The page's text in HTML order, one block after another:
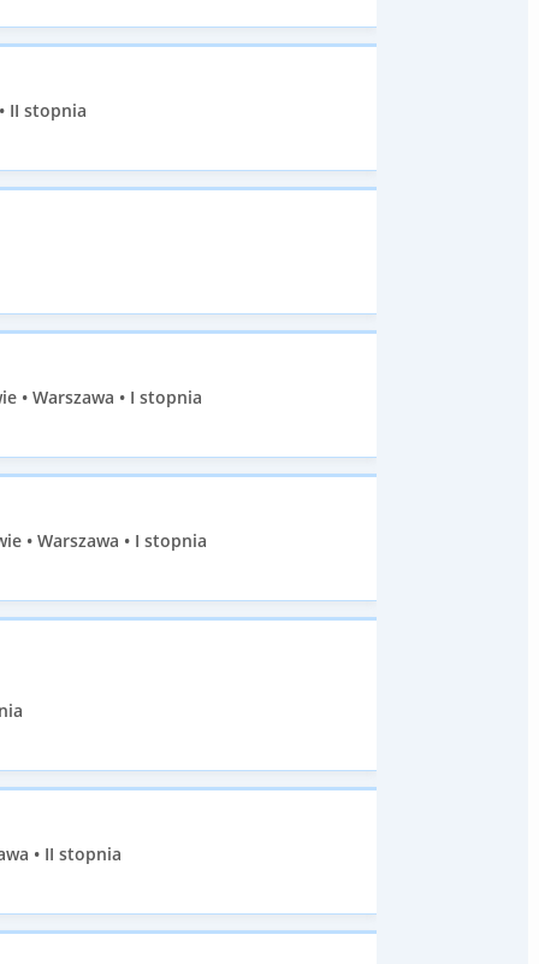
II stopnia
• Warszawa • I stopnia
• Warszawa • I stopnia
• II stopnia